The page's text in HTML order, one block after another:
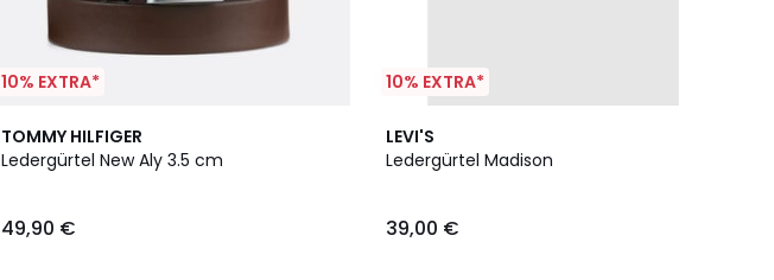
10% EXTRA*
TOMMY HILFIGER
Ledergürtel New Aly 3.5 cm
49,90 €
10% EXTRA*
LEVI'S
Ledergürtel Madison
39,00 €
5
/